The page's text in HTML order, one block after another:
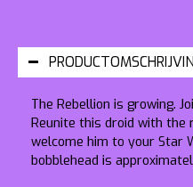
The Rebellion is growing.
Reunite this droid with the
welcome him to your Star
bobblehead is